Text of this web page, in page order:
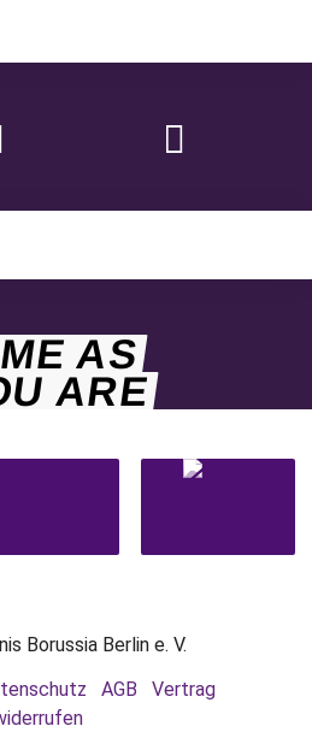
AS
ARE
Borussia Berlin e. V.
AGB
Vertrag